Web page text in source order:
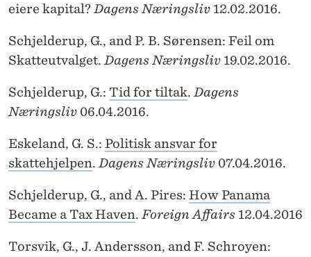
eiere kapital? Dagens Næringsliv 12.02.2016.
Schjelderup, G., and P. B. Sørensen: Feil om
Skatteutvalget. Dagens Næringsliv 19.02.2016.
Schjelderup, G.: Tid for tiltak. Dagens
Næringsliv 06.04.2016.
Eskeland, G. S.: Politisk ansvar for
skattehjelpen. Dagens Næringsliv 07.04.2016.
Schjelderup, G., and A. Pires: How Panama
Became a Tax Haven. Foreign Affairs 12.04.2016
Torsvik, G., J. Andersson, and F. Schroyen: